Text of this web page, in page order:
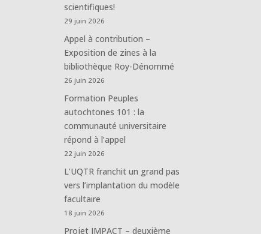
scientifiques!
29 juin 2026
Appel à contribution –
Exposition de zines à la
bibliothèque Roy-Dénommé
26 juin 2026
Formation Peuples
autochtones 101 : la
communauté universitaire
répond à l’appel
22 juin 2026
L’UQTR franchit un grand pas
vers l’implantation du modèle
facultaire
18 juin 2026
Projet IMPACT – deuxième